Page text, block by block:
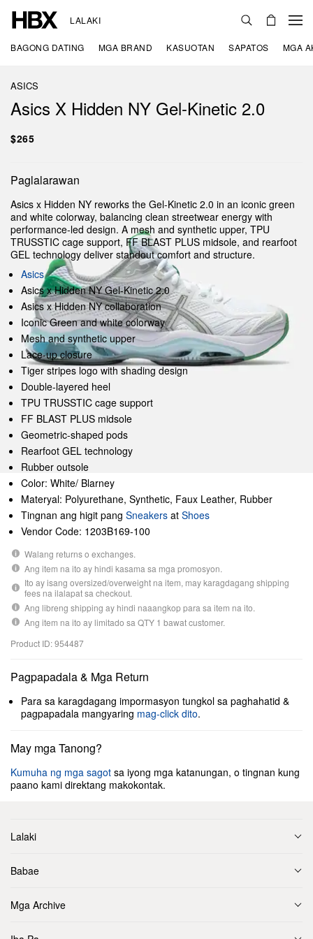
LALAKI
BAGONG DATING MGA BRAND KASUOTAN SAPATOS MGA
ASICS
Asics X Hidden NY Gel-Kinetic 2.0
$265
Paglalarawan
Asics x Hidden NY reworks the Gel-Kinetic 2.0 in an iconic green
and white colorway, balancing clean streetwear energy with
performance-led design. A mesh and synthetic upper, TPU
TRUSSTIC cage support, FF BLAST PLUS midsole, and rearfoot
GEL technology deliver standout comfort and structure.
Asics
Asics x Hidden NY Gel-Kinetic 2.0
Asics x Hidden NY collaboration
Iconic Green and white colorway
Mesh and synthetic upper
Lace-up closure
Tiger stripes logo with shading design
Double-layered heel
TPU TRUSSTIC cage support
FF BLAST PLUS midsole
Geometric-shaped pods
Rearfoot GEL technology
Rubber outsole
Color: White/ Blarney
Materyal: Polyurethane, Synthetic, Faux Leather, Rubber
Tingnan ang higit pang Sneakers at Shoes
Vendor Code: 1203B169-100
Walang returns o exchanges.
Ang item na ito ay hindi kasama sa mga promosyon.
Ito ay isang oversized/overweight na item, may karagdagang shipping
fees na ilalapat sa checkout.
Ang libreng shipping ay hindi naaangkop para sa item na ito.
Ang item na ito ay limitado sa QTY 1 bawat customer.
Product ID: 954487
Pagpapadala & Mga Return
Para sa karagdagang impormasyon tungkol sa paghahatid &
pagpapadala mangyaring mag-click dito.
May mga Tanong?
Kumuha ng mga sagot sa iyong mga katanungan, o tingnan kung
paano kami direktang makokontak.
Lalaki
Babae
Mga Archive